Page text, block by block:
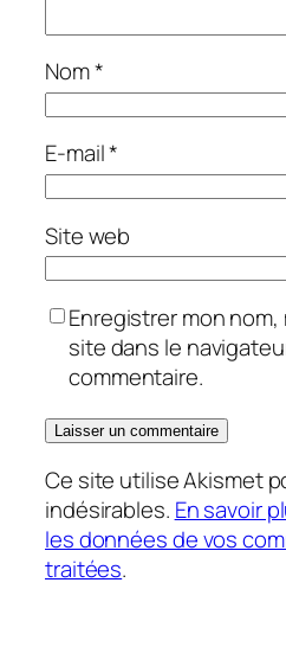
Nom*
E-mail*
Site web
Enregistrer mon
site dans le
commentaire.
Ce site utilise Akismet
indésirables. En savoir
les données de vos
traitées.